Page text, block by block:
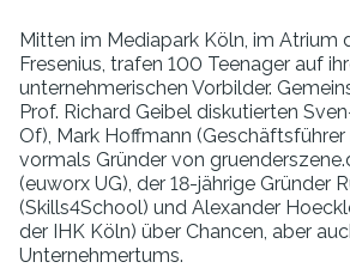
Mitten im Mediapark Köln, im Atrium
Fresenius, trafen 100 Teenager auf
unternehmerischen Vorbilder.
Prof. Richard Geibel diskutierten
Of), Mark Hoffmann
vormals Gründer von
(euworx UG), der 18-jährige Gründer
(Skills4School) und Alexander
der IHK Köln) über Chancen, aber
Unternehmertums.